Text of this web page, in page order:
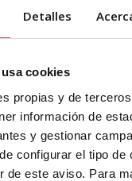
Detalles
cookies
propias y de
información de
y gestionar
configurar el tipo de
de este aviso. Para